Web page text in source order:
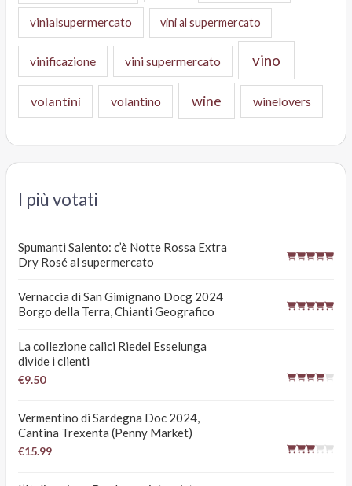
vinialsupermercato vini al supermercato
vinificazione vini supermercato vino
volantini volantino wine winelovers
I più votati
Spumanti Salento: c’è Notte Rossa Extra
Dry Rosé al supermercato
Vernaccia di San Gimignano Docg 2024
Borgo della Terra, Chianti Geografico
La collezione calici Riedel Esselunga
divide i clienti
€9.50
Vermentino di Sardegna Doc 2024,
Cantina Trexenta (Penny Market)
€15.99